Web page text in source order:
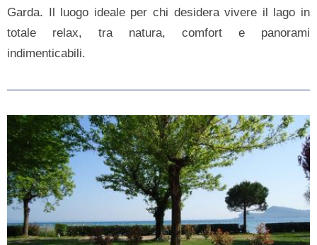
Garda. Il luogo ideale per chi desidera vivere il lago in
totale relax, tra natura, comfort e panorami
indimenticabili.